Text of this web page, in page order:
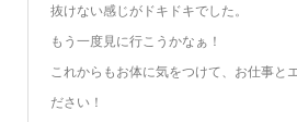
抜けない感じがドキドキでした。
もう一度見に行こうかなぁ！
これからもお体に気をつけて、お仕事と
ださい！